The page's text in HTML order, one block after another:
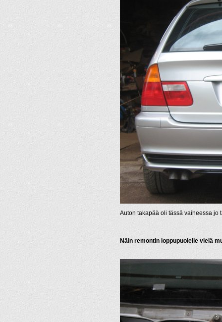
Auton takapää oli tässä vaiheessa jo
Näin remontin loppupuolelle vielä